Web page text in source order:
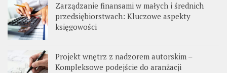
Zarządzanie finansami w małych i średnich
przedsiębiorstwach: Kluczowe aspekty
księgowości
Projekt wnętrz z nadzorem autorskim –
Kompleksowe podejście do aranżacji